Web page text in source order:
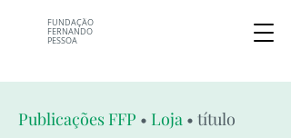
FUNDAÇÃO
FERNANDO
PESSOA
Publicações FFP • Loja • título